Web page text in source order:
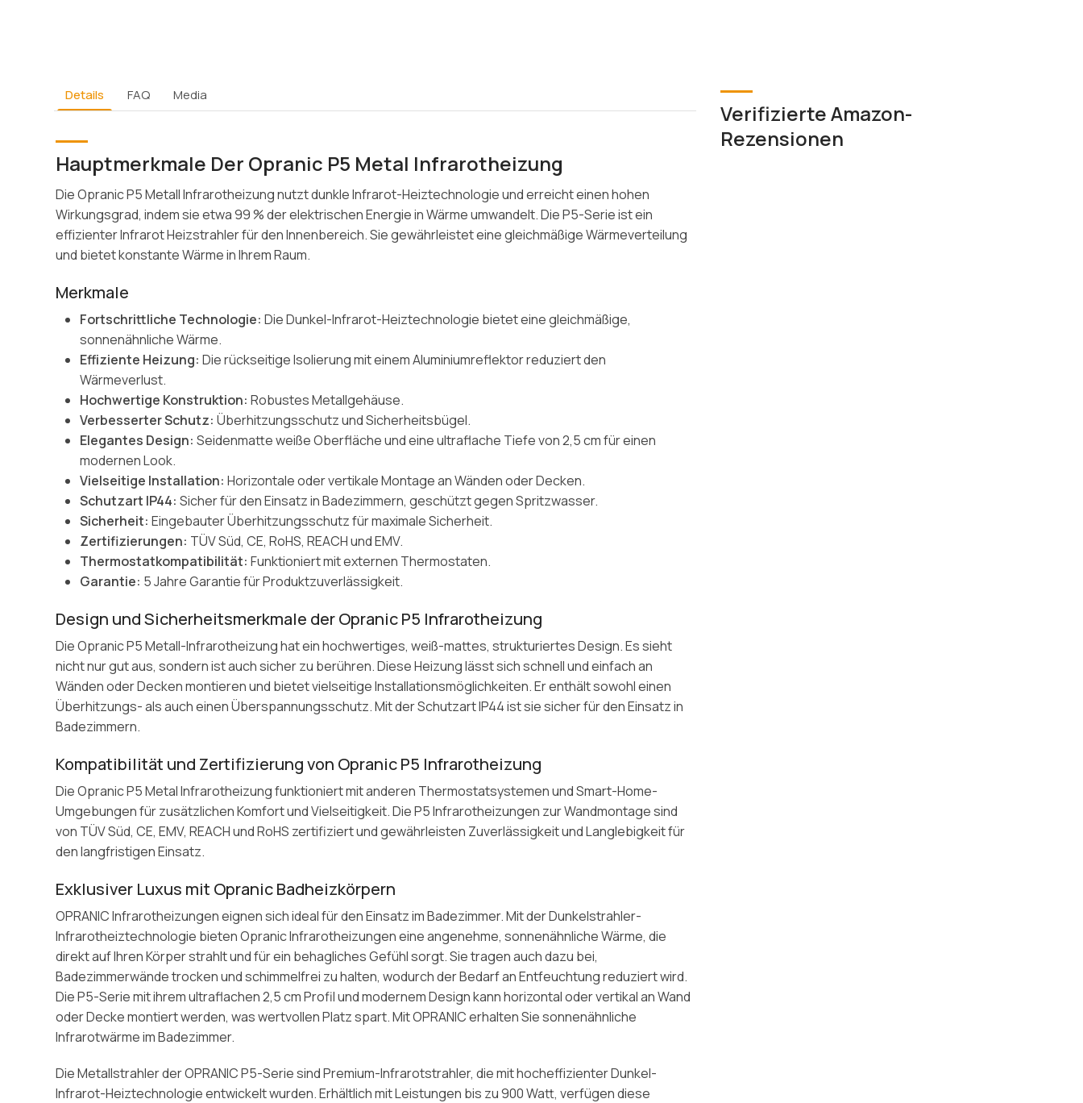
Details FAQ Media
Hauptmerkmale Der Opranic P5 Metal Infrarotheizung
Die Opranic P5 Metall Infrarotheizung nutzt dunkle Infrarot-Heiztechnologie und erreicht einen hohen
Wirkungsgrad, indem sie etwa 99 % der elektrischen Energie in Wärme umwandelt. Die P5-Serie ist ein
effizienter Infrarot Heizstrahler für den Innenbereich. Sie gewährleistet eine gleichmäßige Wärmeverteilung
und bietet konstante Wärme in Ihrem Raum.
Merkmale
Fortschrittliche Technologie: Die Dunkel-Infrarot-Heiztechnologie bietet eine gleichmäßige,
sonnenähnliche Wärme.
Effiziente Heizung: Die rückseitige Isolierung mit einem Aluminiumreflektor reduziert den
Wärmeverlust.
Hochwertige Konstruktion: Robustes Metallgehäuse.
Verbesserter Schutz: Überhitzungsschutz und Sicherheitsbügel.
Elegantes Design: Seidenmatte weiße Oberfläche und eine ultraflache Tiefe von 2,5 cm für einen
modernen Look.
Vielseitige Installation: Horizontale oder vertikale Montage an Wänden oder Decken.
Schutzart IP44: Sicher für den Einsatz in Badezimmern, geschützt gegen Spritzwasser.
Sicherheit: Eingebauter Überhitzungsschutz für maximale Sicherheit.
Zertifizierungen: TÜV Süd, CE, RoHS, REACH und EMV.
Thermostatkompatibilität: Funktioniert mit externen Thermostaten.
Garantie: 5 Jahre Garantie für Produktzuverlässigkeit.
Design und Sicherheitsmerkmale der Opranic P5 Infrarotheizung
Die Opranic P5 Metall-Infrarotheizung hat ein hochwertiges, weiß-mattes, strukturiertes Design. Es sieht
nicht nur gut aus, sondern ist auch sicher zu berühren. Diese Heizung lässt sich schnell und einfach an
Wänden oder Decken montieren und bietet vielseitige Installationsmöglichkeiten. Er enthält sowohl einen
Überhitzungs- als auch einen Überspannungsschutz. Mit der Schutzart IP44 ist sie sicher für den Einsatz in
Badezimmern.
Kompatibilität und Zertifizierung von Opranic P5 Infrarotheizung
Die Opranic P5 Metal Infrarotheizung funktioniert mit anderen Thermostatsystemen und Smart-Home-
Umgebungen für zusätzlichen Komfort und Vielseitigkeit. Die P5 Infrarotheizungen zur Wandmontage sind
von TÜV Süd, CE, EMV, REACH und RoHS zertifiziert und gewährleisten Zuverlässigkeit und Langlebigkeit für
den langfristigen Einsatz.
Exklusiver Luxus mit Opranic Badheizkörpern
OPRANIC Infrarotheizungen eignen sich ideal für den Einsatz im Badezimmer. Mit der Dunkelstrahler-
Infrarotheiztechnologie bieten Opranic Infrarotheizungen eine angenehme, sonnenähnliche Wärme, die
direkt auf Ihren Körper strahlt und für ein behagliches Gefühl sorgt. Sie tragen auch dazu bei,
Badezimmerwände trocken und schimmelfrei zu halten, wodurch der Bedarf an Entfeuchtung reduziert wird.
Die P5-Serie mit ihrem ultraflachen 2,5 cm Profil und modernem Design kann horizontal oder vertikal an Wand
oder Decke montiert werden, was wertvollen Platz spart. Mit OPRANIC erhalten Sie sonnenähnliche
Infrarotwärme im Badezimmer.
Die Metallstrahler der OPRANIC P5-Serie sind Premium-Infrarotstrahler, die mit hocheffizienter Dunkel-
Infrarot-Heiztechnologie entwickelt wurden. Erhältlich mit Leistungen bis zu 900 Watt, verfügen diese
Verifizierte Amazon-
Rezensionen